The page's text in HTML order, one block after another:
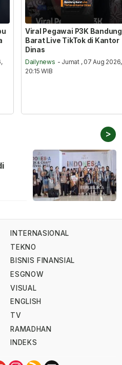
Viral Pegawai P3K Bandung
Barat Live TikTok di Kantor
Dinas
Dailynews - Jumat , 07 Aug 2026,
20:15 WIB
>
INTERNASIONAL
TEKNO
BISNIS FINANSIAL
ESGNOW
VISUAL
ENGLISH
TV
RAMADHAN
INDEKS